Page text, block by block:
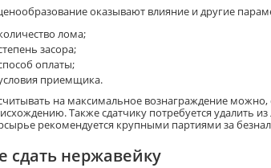
оказывают влияние и другие
лома;
засора;
оплаты;
приемщика.
на максимальное вознаграждение
Также сдатчику потребуется удалить
рекомендуется крупными партиями за
сдать нержавейку